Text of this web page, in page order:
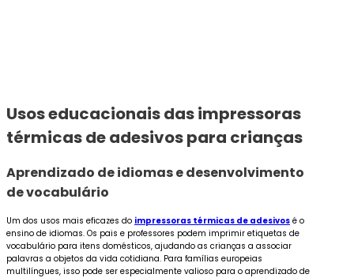
Usos educacionais das impressoras
térmicas de adesivos para crianças
Aprendizado de idiomas e desenvolvimento
de vocabulário
Um dos usos mais eficazes do impressoras térmicas de adesivos é o
ensino de idiomas. Os pais e professores podem imprimir etiquetas de
vocabulário para itens domésticos, ajudando as crianças a associar
palavras a objetos da vida cotidiana. Para famílias europeias
multilíngues, isso pode ser especialmente valioso para o aprendizado de